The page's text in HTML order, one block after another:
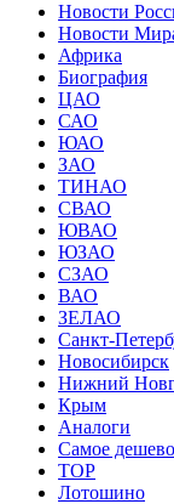
Новости
Новости
Африка
Биография
ЦАО
САО
ЮАО
ЗАО
ТИНАО
СВАО
ЮВАО
ЮЗАО
СЗАО
ВАО
ЗЕЛАО
Санкт-
Новосибирск
Нижний
Крым
Аналоги
Самое
TOP
Лотошино